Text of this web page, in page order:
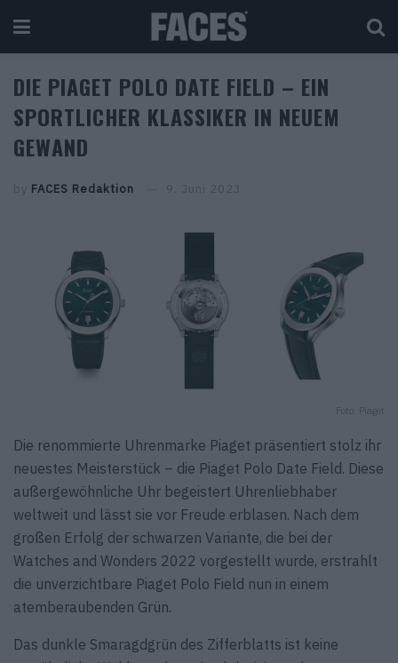
DIE PIAGET POLO DATE FIELD – EIN
SPORTLICHER KLASSIKER IN NEUEM
GEWAND
by FACES Redaktion 9. Juni 2023
Foto: Piaget
Die renommierte Uhrenmarke Piaget präsentiert stolz ihr
neuestes Meisterstück – die Piaget Polo Date Field. Diese
außergewöhnliche Uhr begeistert Uhrenliebhaber
weltweit und lässt sie vor Freude erblasen. Nach dem
großen Erfolg der schwarzen Variante, die bei der
Watches and Wonders 2022 vorgestellt wurde, erstrahlt
die unverzichtbare Piaget Polo Field nun in einem
atemberaubenden Grün.
Das dunkle Smaragdgrün des Zifferblatts ist keine